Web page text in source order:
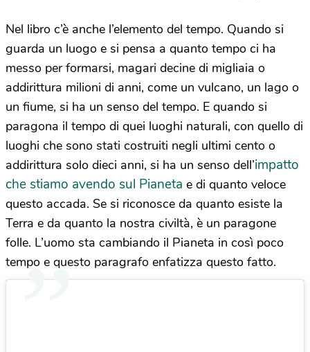
Nel libro c’è anche l’elemento del tempo. Quando si
guarda un luogo e si pensa a quanto tempo ci ha
messo per formarsi, magari decine di migliaia o
addirittura milioni di anni, come un vulcano, un lago o
un fiume, si ha un senso del tempo. E quando si
paragona il tempo di quei luoghi naturali, con quello di
luoghi che sono stati costruiti negli ultimi cento o
addirittura solo dieci anni, si ha un senso dell’impatto
che stiamo avendo sul Pianeta e di quanto veloce
questo accada. Se si riconosce da quanto esiste la
Terra e da quanto la nostra civiltà, è un paragone
folle. L’uomo sta cambiando il Pianeta in così poco
tempo e questo paragrafo enfatizza questo fatto.